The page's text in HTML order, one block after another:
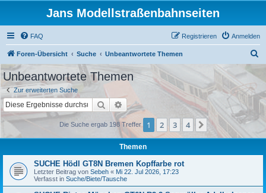
Jans Modellstraßenbahnseiten
FAQ Anmelden
Registrieren
Foren-Übersicht Suche Unbeantwortete Themen
c
h
Unbeantwortete Themen
Zur erweiterten Suche
Suche Erweiterte Suche
Die Suche ergab 198 Treffer 1 2 3 4 Nächste
Themen
SUCHE Hödl GT8N Bremen Kopffarbe rot
Letzter Beitrag von Sebeh « Mi 22. Jul 2026, 17:23
Verfasst in Suche/Biete/Tausche